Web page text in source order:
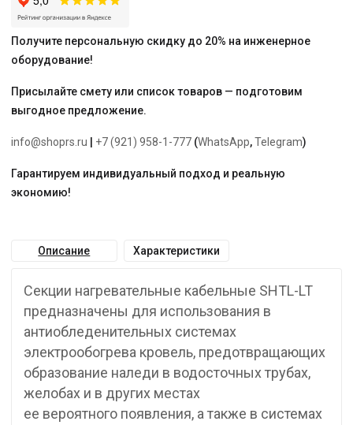
Получите персональную скидку до 20% на инженерное
оборудование!
Присылайте смету или список товаров — подготовим
выгодное предложение.
info@shoprs.ru +7 (921) 958-1-777 (WhatsApp,Telegram)
Гарантируем индивидуальный подход и реальную
экономию!
Описание Характеристики
Секции нагревательные кабельные SHTL-LT
предназначены для использования в
антиобледенительных системах
электрообогрева кровель, предотвращающих
образование наледи в водосточных трубах,
желобах и в других местах
ее вероятного появления, а также в системах